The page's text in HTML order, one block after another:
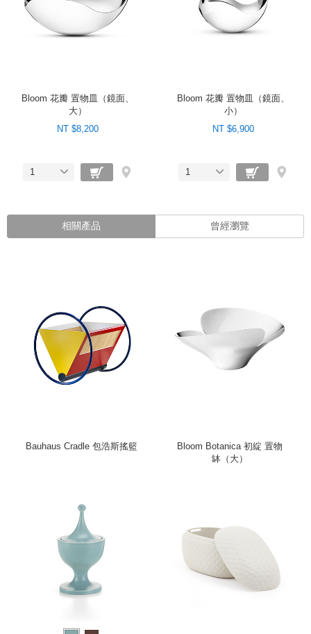
Bloom 花瓣 置物皿（鏡面、
大）
NT $8,200
1
Bloom 花瓣 置物皿（鏡面、
小）
NT $6,900
1
相關產品 曾經瀏覽
Bauhaus Cradle 包浩斯搖籃
Bloom Botanica 初綻 置物
缽（大）